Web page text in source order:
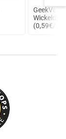
GeekVape
(0,59€/